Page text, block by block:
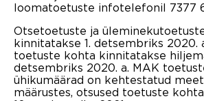
loomatoetuste infotelefonil 7377
Otsetoetuste ja
kinnitatakse 1. detsembriks 2020.
toetuste kohta kinnitatakse
detsembriks 2020. a. MAK
ühikumäärad on kehtestatud
määrustes, otsused toetuste